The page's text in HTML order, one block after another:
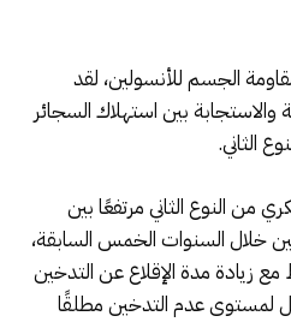
الجسم للأنسولين، لقد
بين استهلاك السجائر
الثاني.
من النوع الثاني مرتفعًا بين
خلال السنوات الخمس السابقة،
مدة الإقلاع عن التدخين
عدم التدخين مطلقًا